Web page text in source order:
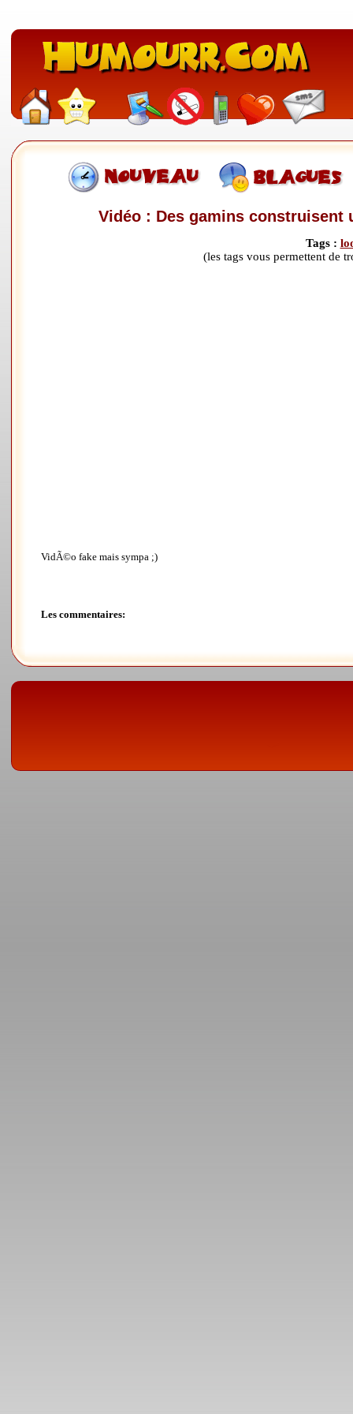
Vidéo : Des gamins
Tags :
(les tags vous permettent de
VidÃ©o fake mais sympa ;)
Les commentaires: